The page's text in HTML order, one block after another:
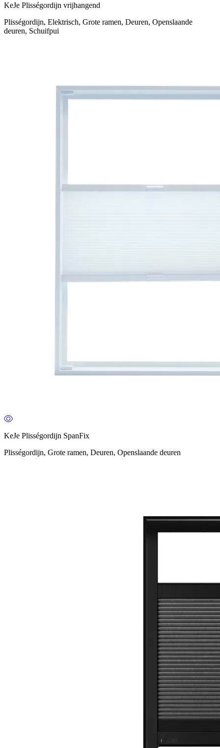
KeJe Plisségordijn vrijhangend
Plisségordijn, Elektrisch, Grote ramen, Deuren, Openslaande
deuren, Schuifpui
KeJe Plisségordijn SpanFix
Plisségordijn, Grote ramen, Deuren, Openslaande deuren